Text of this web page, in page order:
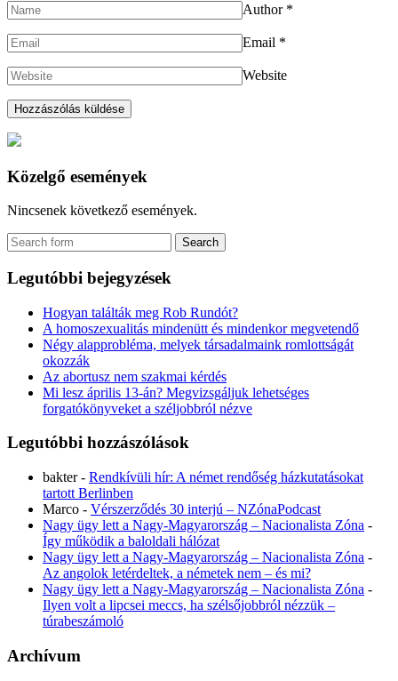
Author *
Email *
Website
Közelgő események
Nincsenek következő események.
Legutóbbi bejegyzések
Hogyan találták meg Rob Rundót?
A homoszexualitás mindenütt és mindenkor megvetendő
Négy alapprobléma, melyek társadalmaink romlottságát
okozzák
Az abortusz nem szakmai kérdés
Mi lesz április 13-án? Megvizsgáljuk lehetséges
forgatókönyveket a széljobbról nézve
Legutóbbi hozzászólások
bakter- Rendkívüli hír: A német rendőség házkutatásokat
tartott Berlinben
Marco - Vérszerződés 30 interjú – NZónaPodcast
Nagy ügy lett a Nagy-Magyarország – Nacionalista Zóna -
Így működik a baloldali hálózat
Nagy ügy lett a Nagy-Magyarország – Nacionalista Zóna -
Az angolok letérdeltek, a németek nem – és mi?
Nagy ügy lett a Nagy-Magyarország – Nacionalista Zóna -
Ilyen volt a lipcsei meccs, ha szélsőjobbról nézzük –
túrabeszámoló
Archívum